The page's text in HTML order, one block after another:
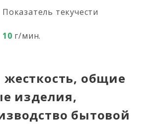
Показатель текучести
10 г/мин.
общие
изделия,
бытовой